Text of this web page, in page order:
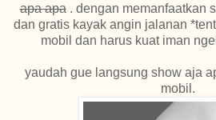
apa apa. dengan memanfaatkan
dan gratis kayak angin jalanan
mobil dan harus kuat iman
yaudah gue langsung show aja
mobil.